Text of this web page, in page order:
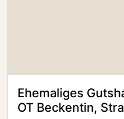
Ehemaliges
OT Beckentin,